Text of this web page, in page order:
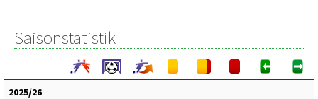
Saisonstatistik
2025/26